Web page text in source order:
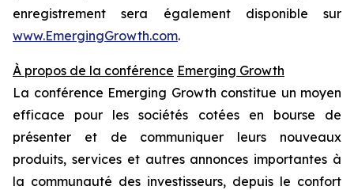
enregistrement sera également disponible sur
www.EmergingGrowth.com.
À propos de la conférence Emerging Growth
La conférence Emerging Growth constitue un moyen
efficace pour les sociétés cotées en bourse de
présenter et de communiquer leurs nouveaux
produits, services et autres annonces importantes à
la communauté des investisseurs, depuis le confort